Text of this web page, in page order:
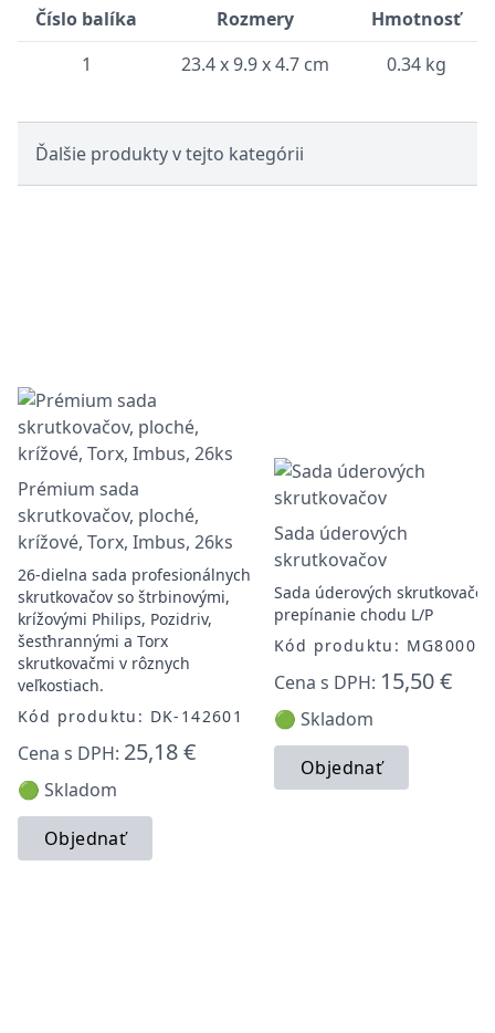
Číslo balíka Rozmery
Hmotnosť
1
23.4 x 9.9 x 4.7 cm 0.34 kg
Ďalšie produkty v tejto kategórii
Prémium sada
skrutkovačov, ploché,
krížové, Torx, Imbus, 26ks
26-dielna sada profesionálnych
skrutkovačov so štrbinovými,
krížovými Philips, Pozidriv,
šesťhrannými a Torx
skrutkovačmi v rôznych
veľkostiach.
Kód produktu: DK-142601
Cena s DPH: 25,18 €
🟢 Skladom
Objednať
Sada úderových
skrutkovačov
Sada úderových skrutkovačov,
prepínanie chodu L/P
Kód produktu: MG80005
Cena s DPH: 15,50 €
🟢 Skladom
Objednať